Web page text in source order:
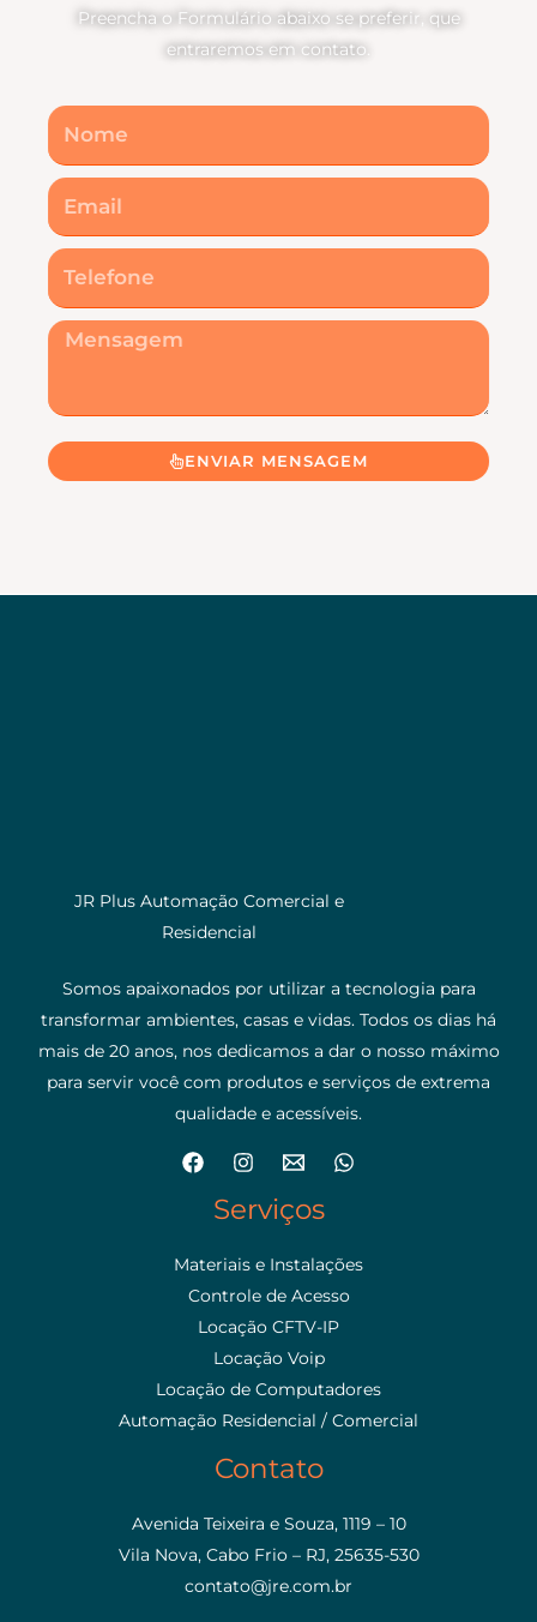
Preencha o Formulário abaixo se preferir, que
entraremos em contato.
Nome
Email
Telefone
Mensagem
ENVIAR MENSAGEM
JR Plus Automação Comercial e
Residencial
Somos apaixonados por utilizar a tecnologia para
transformar ambientes, casas e vidas. Todos os dias há
mais de 20 anos, nos dedicamos a dar o nosso máximo
para servir você com produtos e serviços de extrema
qualidade e acessíveis.
Serviços
Materiais e Instalações
Controle de Acesso
Locação CFTV-IP
Locação Voip
Locação de Computadores
Automação Residencial / Comercial
Contato
Avenida Teixeira e Souza, 1119 – 10
Vila Nova, Cabo Frio – RJ, 25635-530
contato@jre.com.br